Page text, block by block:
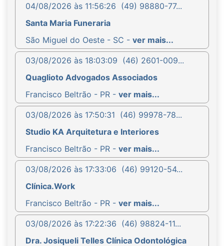
04/08/2026 às 11:56:26 (49) 98880-77...
Santa Maria Funeraria
São Miguel do Oeste - SC - ver mais...
03/08/2026 às 18:03:09 (46) 2601-009...
Quaglioto Advogados Associados
Francisco Beltrão - PR - ver mais...
03/08/2026 às 17:50:31 (46) 99978-78...
Studio KA Arquitetura e Interiores
Francisco Beltrão - PR - ver mais...
03/08/2026 às 17:33:06 (46) 99120-54...
Clínica.Work
Francisco Beltrão - PR - ver mais...
03/08/2026 às 17:22:36 (46) 98824-11...
Dra. Josiqueli Telles Clínica Odontológica